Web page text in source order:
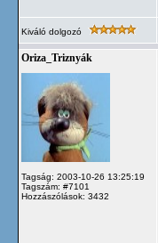
Kiváló dolgozó
Oriza_Triznyák
Tagság: 2003-10-26 13:25:19
Tagszám: #7101
Hozzászólások: 3432